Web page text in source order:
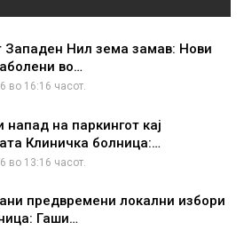
Западен Нил зема замав: Нови
во…
во 16:16 часот.
напад на паркингот кај
Клиничка болница:…
во 13:16 часот.
предвремени локални избори
Гаши…